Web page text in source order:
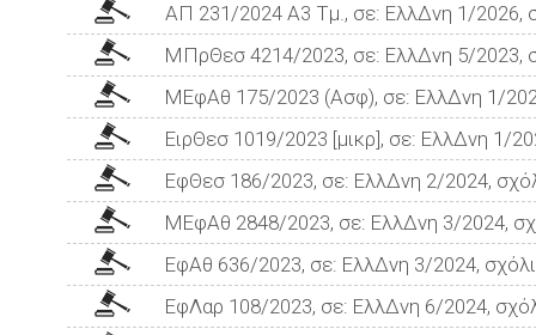
ΑΠ 231/2024 Α3 Τμ., σε: ΕλλΔνη 1/2026,
ΜΠρΘεσ 4214/2023, σε: ΕλλΔνη 5/2023,
ΜΕφΑθ 175/2023 (Ασφ), σε: ΕλλΔνη 1/
ΕιρΘεσ 1019/2023 [μικρ], σε: ΕλλΔνη 1/
ΕφΘεσ 186/2023, σε: ΕλλΔνη 2/2024,
ΜΕφΑθ 2848/2023, σε: ΕλλΔνη 3/2024,
ΕφΑθ 636/2023, σε: ΕλλΔνη 3/2024,
ΕφΛαρ 108/2023, σε: ΕλλΔνη 6/2024,